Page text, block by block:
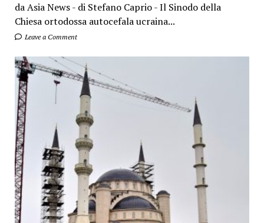
da Asia News - di Stefano Caprio - Il Sinodo della
Chiesa ortodossa autocefala ucraina...
Leave a Comment